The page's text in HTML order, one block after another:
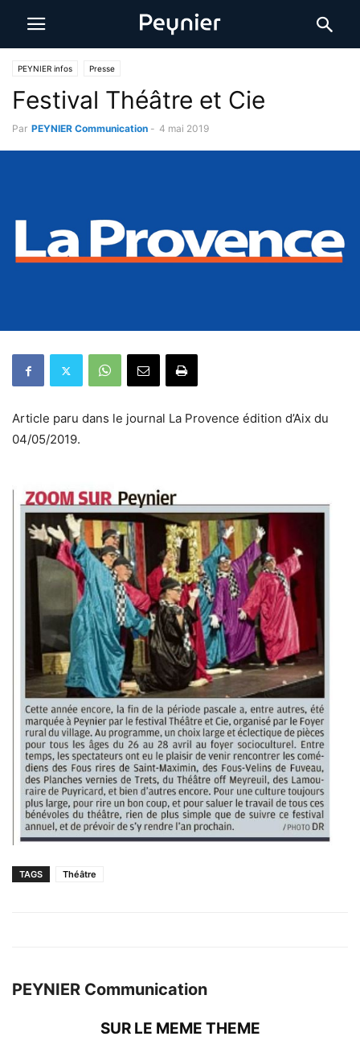
PEYNIER infos Presse
Festival Théâtre et Cie
Par PEYNIER Communication - 4 mai 2019
Article paru dans le journal La Provence édition d’Aix du
04/05/2019.
TAGS Théâtre
PEYNIER Communication
SUR LE MEME THEME